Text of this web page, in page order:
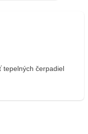
tepelných čerpadiel